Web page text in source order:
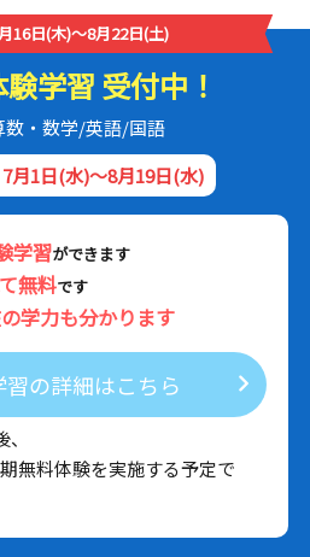
16日(木)～8月22日(土)
学習 受付中！
数・数学/英語/国語
月1日(水)～8月19日(水)
学習ができます
無料です
学力も分かります
の詳細はこちら
無料体験を実施する予定で